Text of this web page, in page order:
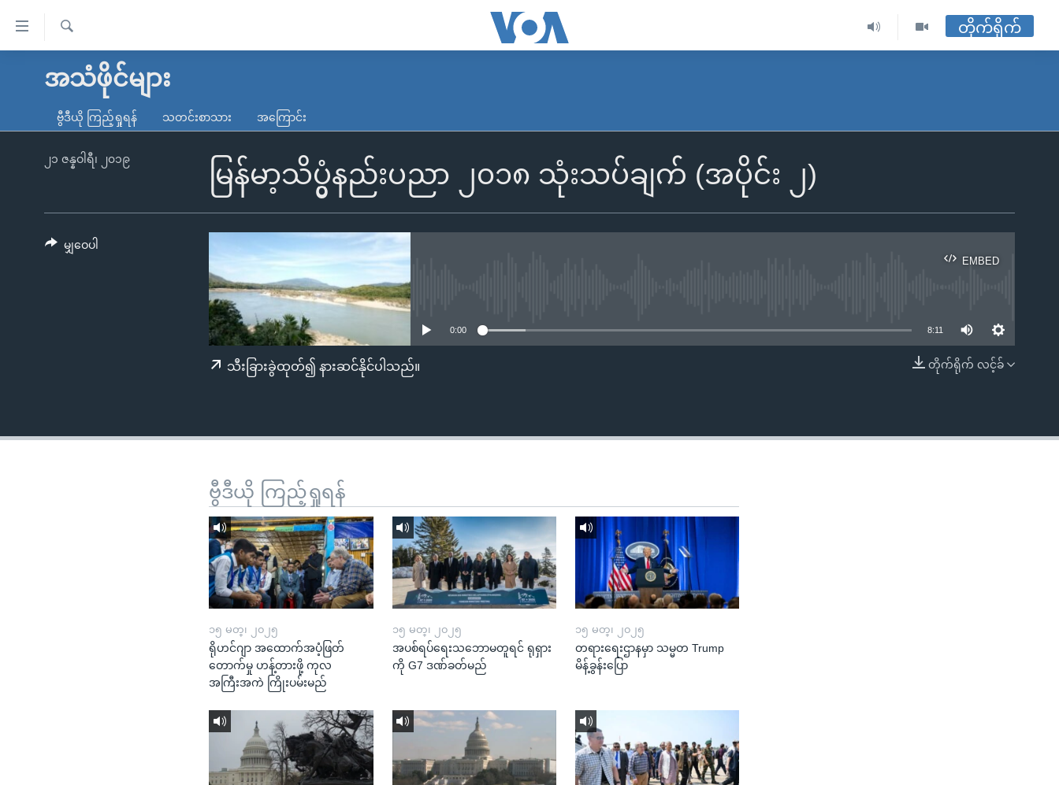
လွယ်ကူ
သည့်
ကျော်
မူလစာမျက်နှာ
ကမ္ဘာ့သတင်းများ
နိုင်ငံတကာ
တရုတ်
အစ္စရေး-ပါလက်စတိုင်း
ရပ်ဝန်းတခု လမ်းတခု အလွန်
အင်္ဂလိပ်စာလေ့လာမယ်
ရ
တိုက်ရိုက်
အသံဖိုင်များ
ဗွီဒီယို ကြည့်ရှုရန် သတင်းစာသား အကြောင်း
မြန်မာ့သိပ္ပွံနည်းပညာ ၂၀၁၈ သုံးသပ်ချက် (အပိုင်း ၂)
၂၁ ဇန္နဝါရီ၊ ၂၀၁၉
EMBED
EMBED
0:00 8:11
တိုက်ရိုက် လင့်ခ်
သီးခြားခွဲထုတ်၍ နားဆင်နိုင်ပါသည်။
မျှဝေပါ
ဗွီဒီယို ကြည့်ရှုရန်
၁၅ မတ္၊ ၂၀၂၅
ရိုဟင်ဂျာ အထောက်အပံ့ဖြတ်
တောက်မှု ဟန့်တားဖို့ ကုလ
အကြီးအကဲ ကြိုးပမ်းမည်
၁၅ မတ္၊ ၂၀၂၅
အပစ်ရပ်ရေးသဘောမတူရင် ရုရှား
ကို G7 ဒဏ်ခတ်မည်
၁၅ မတ္၊ ၂၀၂၅
တရားရေးဌာနမှာ သမ္မတ Trump
မိန့်ခွန်းပြော